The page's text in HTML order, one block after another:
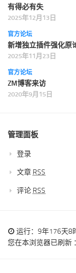
有得必有失
2025年12月13日
官方论坛
新增独立插件强化原
2025年11月23日
官方论坛
ZM博客来访
2020年9月15日
管理面板
登录
文章 RSS
评论 RSS
运行：9年176天8
您在本浏览器已刷新